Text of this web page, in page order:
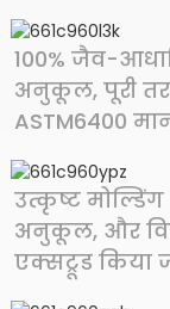
100% जैव-
अनुकूल, पूरी
ASTM6400
उत्कृष्ट
अनुकूल, और
एक्सट्रूड किया